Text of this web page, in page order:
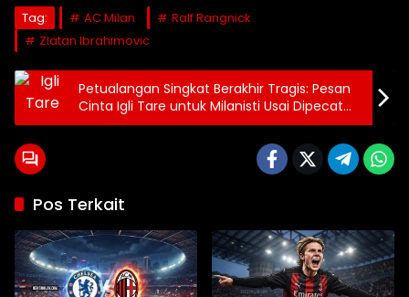
Tag: AC Milan
Ralf Rangnick
Zlatan Ibrahimovic
Petualangan Singkat Berakhir Tragis: Pesan
Cinta Igli Tare untuk Milanisti Usai Dipecat
Cardinale
Pos Terkait